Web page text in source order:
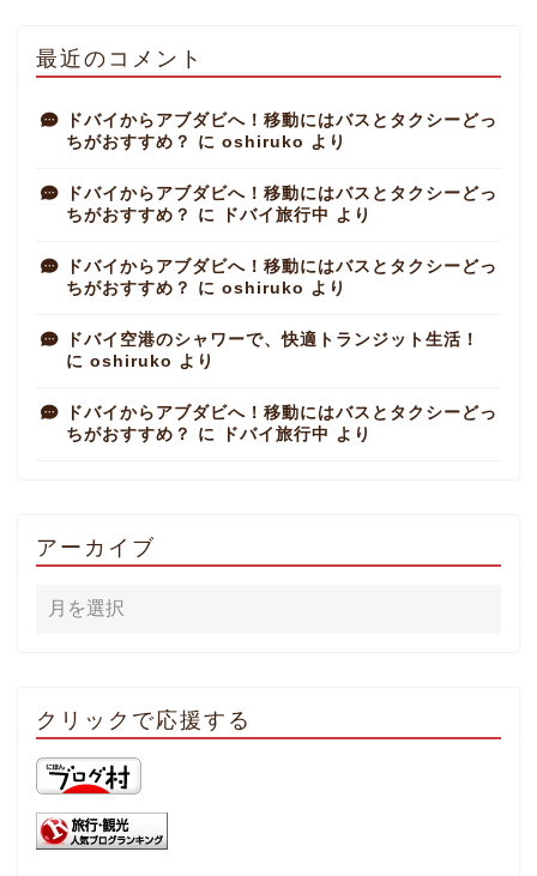
最近のコメント
ドバイからアブダビへ！移動にはバスとタクシーどっ
ちがおすすめ？
に oshiruko より
ドバイからアブダビへ！移動にはバスとタクシーどっ
ちがおすすめ？
に ドバイ旅行中 より
ドバイからアブダビへ！移動にはバスとタクシーどっ
ちがおすすめ？
に oshiruko より
ドバイ空港のシャワーで、快適トランジット生活！
に oshiruko より
ドバイからアブダビへ！移動にはバスとタクシーどっ
ちがおすすめ？
に ドバイ旅行中 より
アーカイブ
クリックで応援する